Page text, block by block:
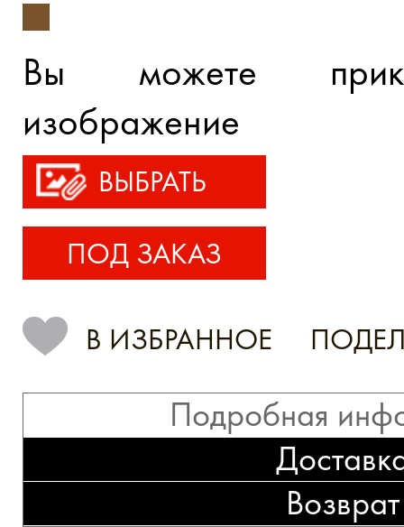
Вы можете
изображение
ВЫБРАТЬ
ПОД ЗАКАЗ
В ИЗБРАННОЕ
Подробная
Возврат